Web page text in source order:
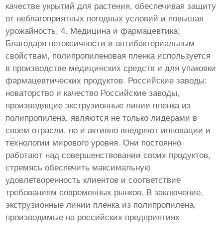
качестве укрытий для растения, обеспечивая защиту
от неблагоприятных погодных условий и повышая
урожайность. 4. Медицина и фармацевтика:
Благодаря нетоксичности и антибактериальным
свойствам, полипропиленовая пленка используется
в производстве медицинских средств и для упаковки
фармацевтических продуктов. Российские заводы:
новаторство и качество Российские заводы,
производящие экструзионные линии пленка из
полипропилена, являются не только лидерами в
своем отрасли, но и активно внедряют инновации и
технологии мирового уровня. Они постоянно
работают над совершенствовании своих продуктов,
стремясь обеспечить максимальную
удовлетворенность клиентов и соответствие
требованиям современных рынков. В заключение,
экструзионные линии пленка из полипропилена,
производимые на российских предприятиях